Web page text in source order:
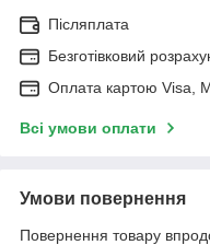
Післяплата
Безготівковий
Оплата картою Visa,
Всі умови оплати
Умови повернення
Повернення товару